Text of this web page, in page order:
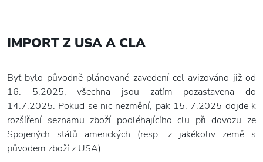
IMPORT Z USA A CLA
Byť bylo původně plánované zavedení cel avizováno již od
16. 5.2025, všechna jsou zatím pozastavena do
14.7.2025. Pokud se nic nezmění, pak 15. 7.2025 dojde k
rozšíření seznamu zboží podléhajícího clu při dovozu ze
Spojených států amerických (resp. z jakékoliv země s
původem zboží z USA).